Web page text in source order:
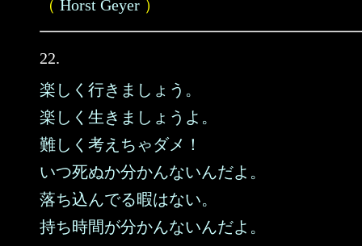
（ Horst Geyer ）
22.
楽しく行きましょう。
楽しく生きましょうよ。
難しく考えちゃダメ！
いつ死ぬか分かんないんだよ。
落ち込んでる暇はない。
持ち時間が分かんないんだよ。